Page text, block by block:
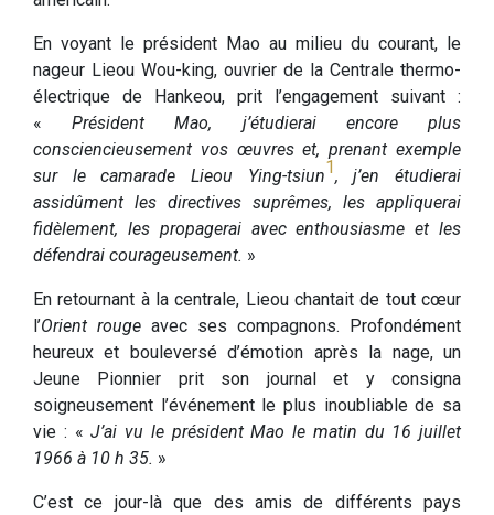
En voyant le président Mao au milieu du courant, le
nageur Lieou Wou-king, ouvrier de la Centrale thermo-
électrique de Hankeou, prit l’engagement suivant :
«Président Mao, j’étudierai encore plus
consciencieusement vos œuvres et, prenant exemple
sur le camarade Lieou Ying-tsiun1, j’en étudierai
assidûment les directives suprêmes, les appliquerai
fidèlement, les propagerai avec enthousiasme et les
défendrai courageusement. »
En retournant à la centrale, Lieou chantait de tout cœur
l’Orient rouge avec ses compagnons. Profondément
heureux et bouleversé d’émotion après la nage, un
Jeune Pionnier prit son journal et y consigna
soigneusement l’événement le plus inoubliable de sa
vie : «J’ai vu le président Mao le matin du 16 juillet
1966 à 10 h 35. »
C’est ce jour-là que des amis de différents pays